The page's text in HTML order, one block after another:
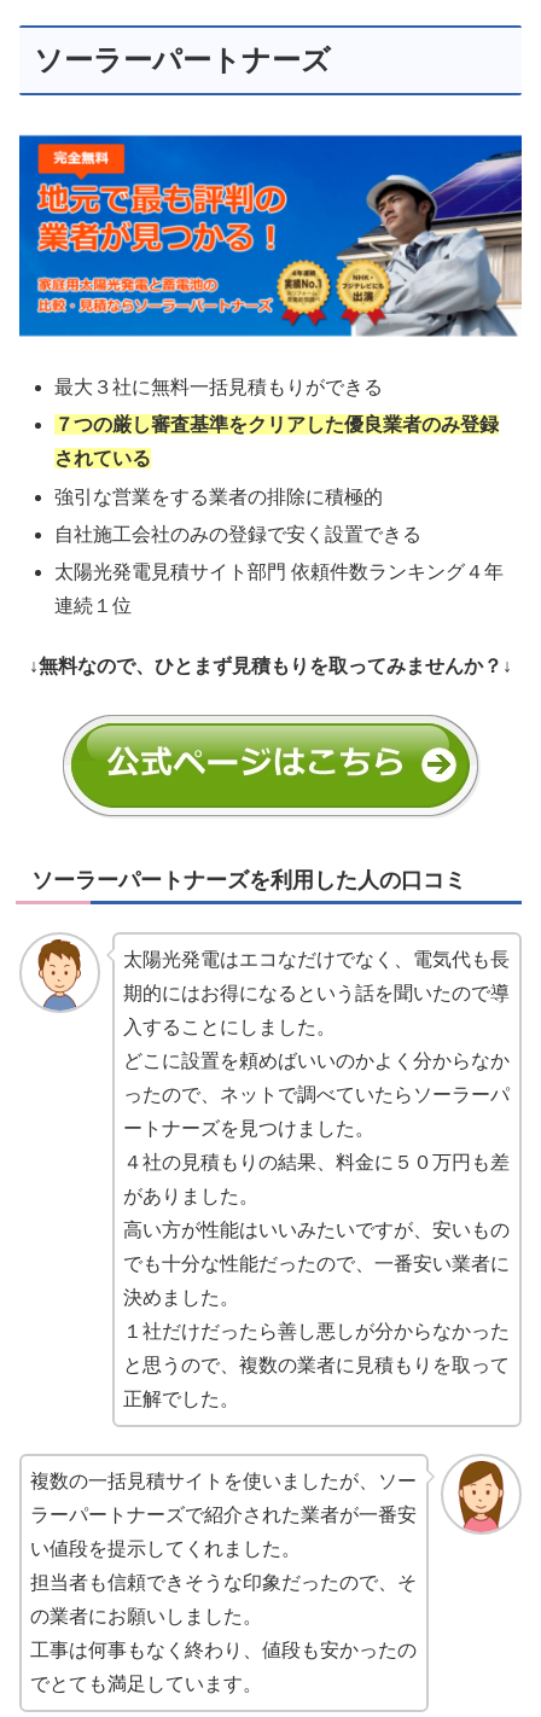
ソーラーパートナーズ
最大３社に無料一括見積もりができる
７つの厳し審査基準をクリアした優良業者のみ登録
されている
強引な営業をする業者の排除に積極的
自社施工会社のみの登録で安く設置できる
太陽光発電見積サイト部門 依頼件数ランキング４年
連続１位
↓無料なので、ひとまず見積もりを取ってみませんか？↓
ソーラーパートナーズを利用した人の口コミ
太陽光発電はエコなだけでなく、電気代も長
期的にはお得になるという話を聞いたので導
入することにしました。
どこに設置を頼めばいいのかよく分からなか
ったので、ネットで調べていたらソーラーパ
ートナーズを見つけました。
４社の見積もりの結果、料金に５０万円も差
がありました。
高い方が性能はいいみたいですが、安いもの
でも十分な性能だったので、一番安い業者に
決めました。
１社だけだったら善し悪しが分からなかった
と思うので、複数の業者に見積もりを取って
正解でした。
複数の一括見積サイトを使いましたが、ソー
ラーパートナーズで紹介された業者が一番安
い値段を提示してくれました。
担当者も信頼できそうな印象だったので、そ
の業者にお願いしました。
工事は何事もなく終わり、値段も安かったの
でとても満足しています。